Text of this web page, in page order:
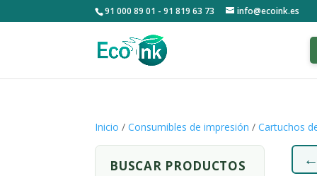
91 000 89 01 - 91 819 63 73 info@ecoink.es
Inicio /Consumibles de impresión /Cartuchos
BUSCAR PRODUCTOS